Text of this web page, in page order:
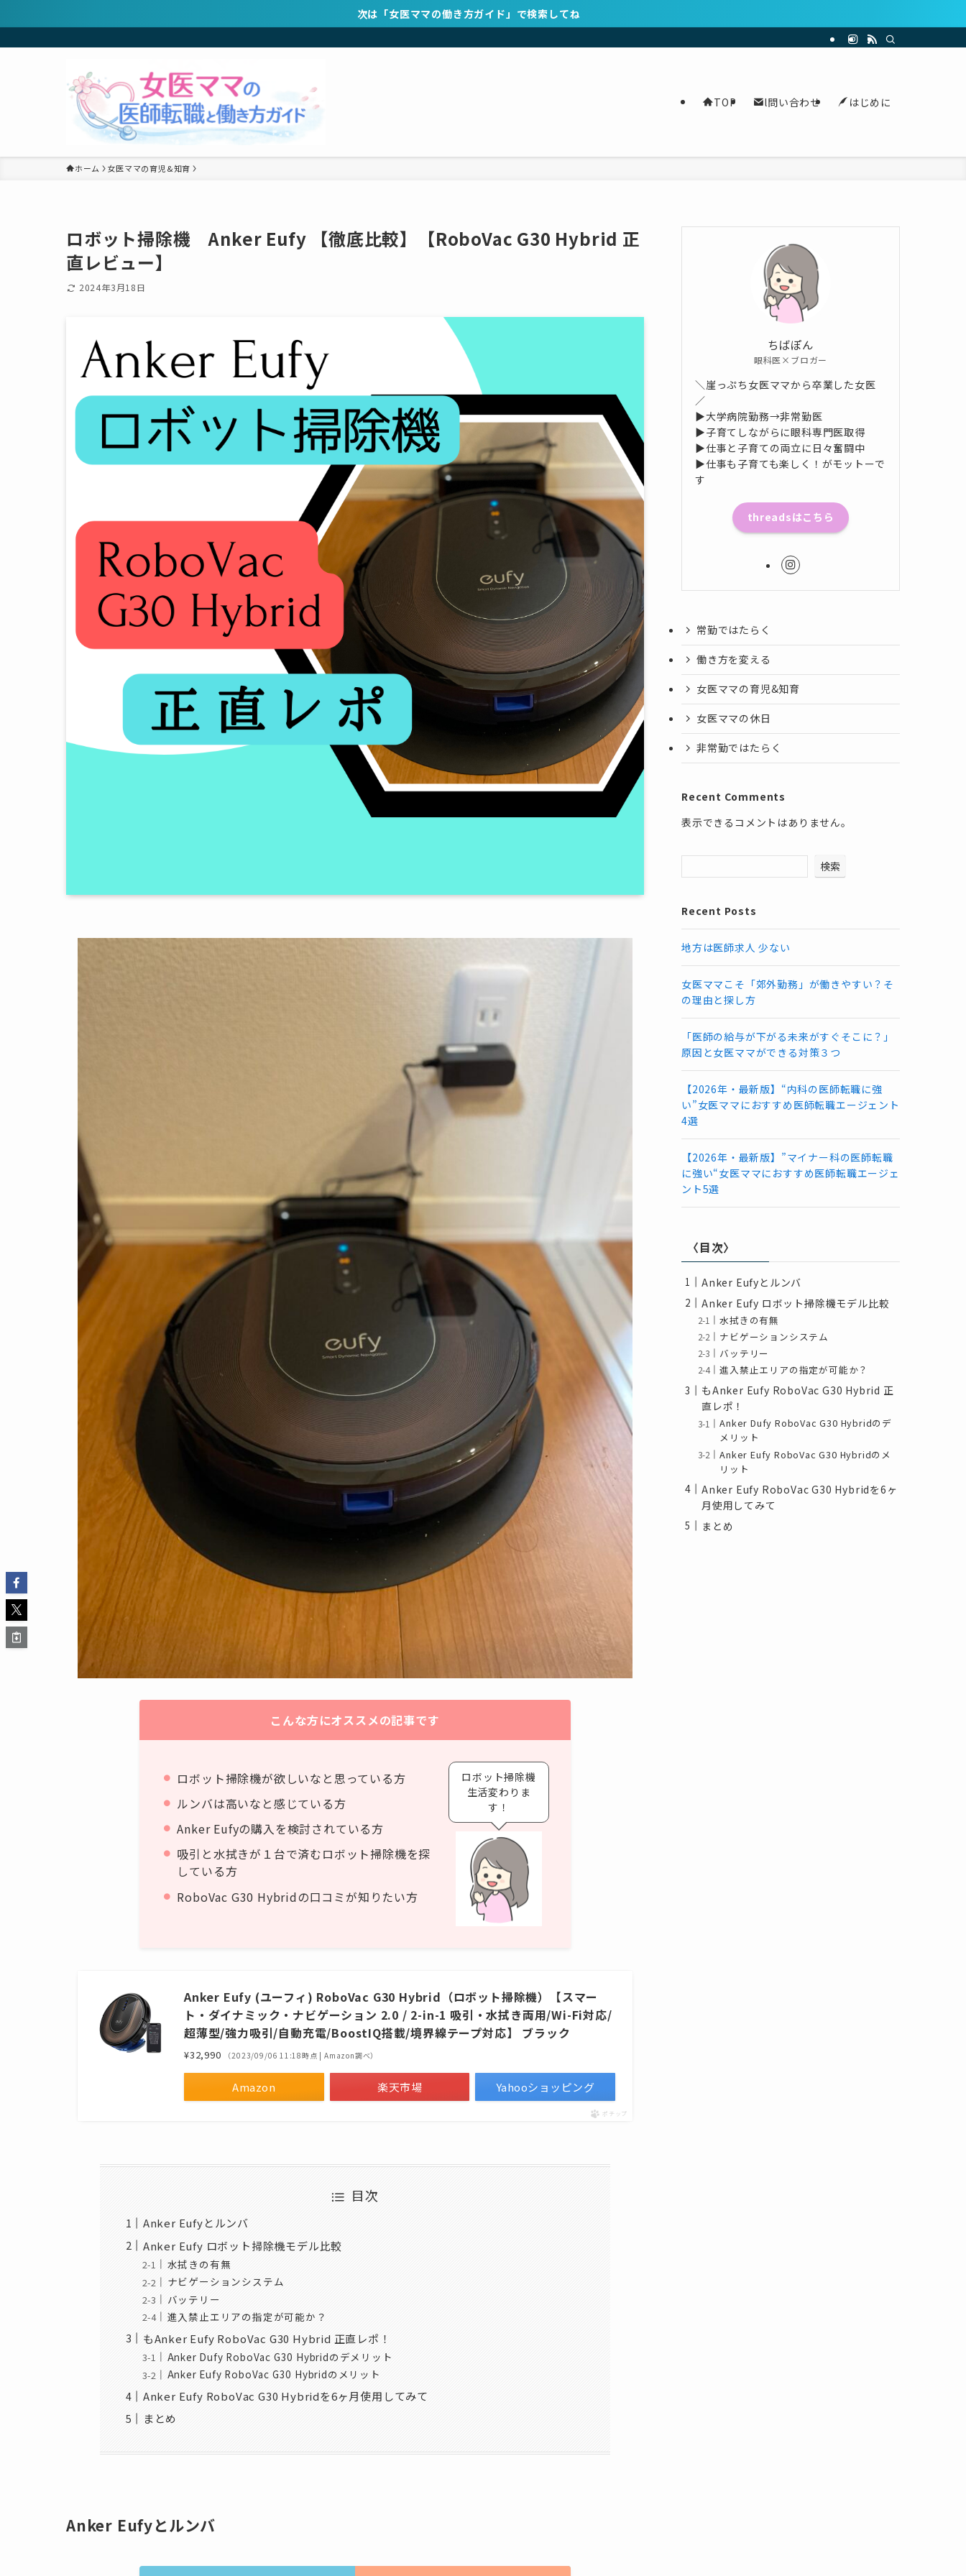
次は「女医ママの働き方ガイド」で検索してね
TOP l問い合わせ はじめに
ホーム 女医ママの育児&知育
ロボット掃除機 Anker Eufy 【徹底比較】【RoboVac G30 Hybrid 正
直レビュー】
2024年3月18日
こんな方にオススメの記事です
ロボット掃除機が欲しいなと思っている方
ルンバは高いなと感じている方
Anker Eufyの購入を検討されている方
吸引と水拭きが１台で済むロボット掃除機を探
している方
RoboVac G30 Hybridの口コミが知りたい方
ロボット掃除機
生活変わりま
す！
Anker Eufy (ユーフィ) RoboVac G30 Hybrid（ロボット掃除機）【スマー
ト・ダイナミック・ナビゲーション 2.0 / 2-in-1 吸引・水拭き両用/Wi-Fi対応/
超薄型/強力吸引/自動充電/BoostIQ搭載/境界線テープ対応】 ブラック
¥32,990 （2023/09/06 11:18時点 | Amazon調べ）
Amazon 楽天市場 Yahooショッピング
ポチップ
目次
Anker Eufyとルンバ
Anker Eufy ロボット掃除機モデル比較
水拭きの有無
ナビゲーションシステム
バッテリー
進入禁止エリアの指定が可能か？
もAnker Eufy RoboVac G30 Hybrid 正直レポ！
Anker Dufy RoboVac G30 Hybridのデメリット
Anker Eufy RoboVac G30 Hybridのメリット
Anker Eufy RoboVac G30 Hybridを6ヶ月使用してみて
まとめ
Anker Eufyとルンバ
ちばぽん
眼科医×ブロガー
＼崖っぷち女医ママから卒業した女医
／
▶︎大学病院勤務→非常勤医
▶︎子育てしながらに眼科専門医取得
▶︎仕事と子育ての両立に日々奮闘中
▶︎仕事も子育ても楽しく！がモットーで
す
threadsはこちら
常勤ではたらく
働き方を変える
女医ママの育児&知育
女医ママの休日
非常勤ではたらく
Recent Comments
表示できるコメントはありません。
検索
Recent Posts
地方は医師求人 少ない
女医ママこそ「郊外勤務」が働きやすい？そ
の理由と探し方
「医師の給与が下がる未来がすぐそこに？」
原因と女医ママができる対策３つ
【2026年・最新版】“内科の医師転職に強
い”女医ママにおすすめ医師転職エージェント
4選
【2026年・最新版】”マイナー科の医師転職
に強い“女医ママにおすすめ医師転職エージェ
ント5選
〈目次〉
Anker Eufyとルンバ
Anker Eufy ロボット掃除機モデル比較
水拭きの有無
ナビゲーションシステム
バッテリー
進入禁止エリアの指定が可能か？
もAnker Eufy RoboVac G30 Hybrid 正
直レポ！
Anker Dufy RoboVac G30 Hybridのデ
メリット
Anker Eufy RoboVac G30 Hybridのメ
リット
Anker Eufy RoboVac G30 Hybridを6ヶ
月使用してみて
まとめ